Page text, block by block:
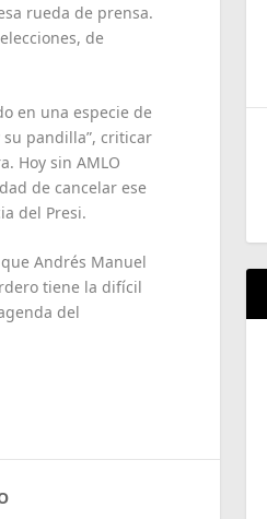
rueda de prensa.
de
en una especie de
pandilla”, criticar
Hoy sin AMLO
de cancelar ese
del Presi.
Andrés Manuel
tiene la difícil
del